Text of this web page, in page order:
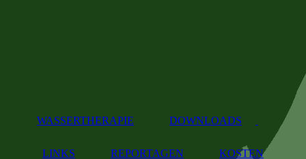
WASSERTHERAPIE DOWNLOADS
LINKS REPORTAGEN KOSTEN